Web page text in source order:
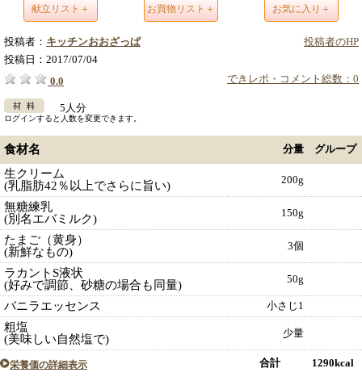
献立リスト＋ お買物リスト＋ お気に入り＋
投稿者のHP
投稿者： キッチンおおざっぱ
投稿日： 2017/07/04
できレポ・コメント総数：0
0.0
5人分
ログインすると人数を変更できます。
食材名 分量 グループ
生クリーム
(乳脂肪42％以上でさらに旨い)
200g
無糖練乳
(別名エバミルク)
150g
たまご（黄身）
(新鮮なもの)
3個
ラカントS液状
(好みで調節、砂糖の場合も同量)
50g
バニラエッセンス 小さじ1
粗塩
(美味しい自然塩で)
少量
栄養価の詳細表示 合計 1290kcal